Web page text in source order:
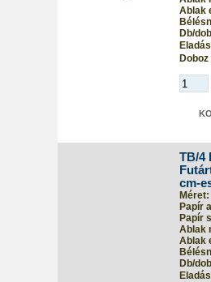
Ablak
Db/
TB/4
cm-
Méret:
Papír
Papír
Ablak
Ablak
Db/